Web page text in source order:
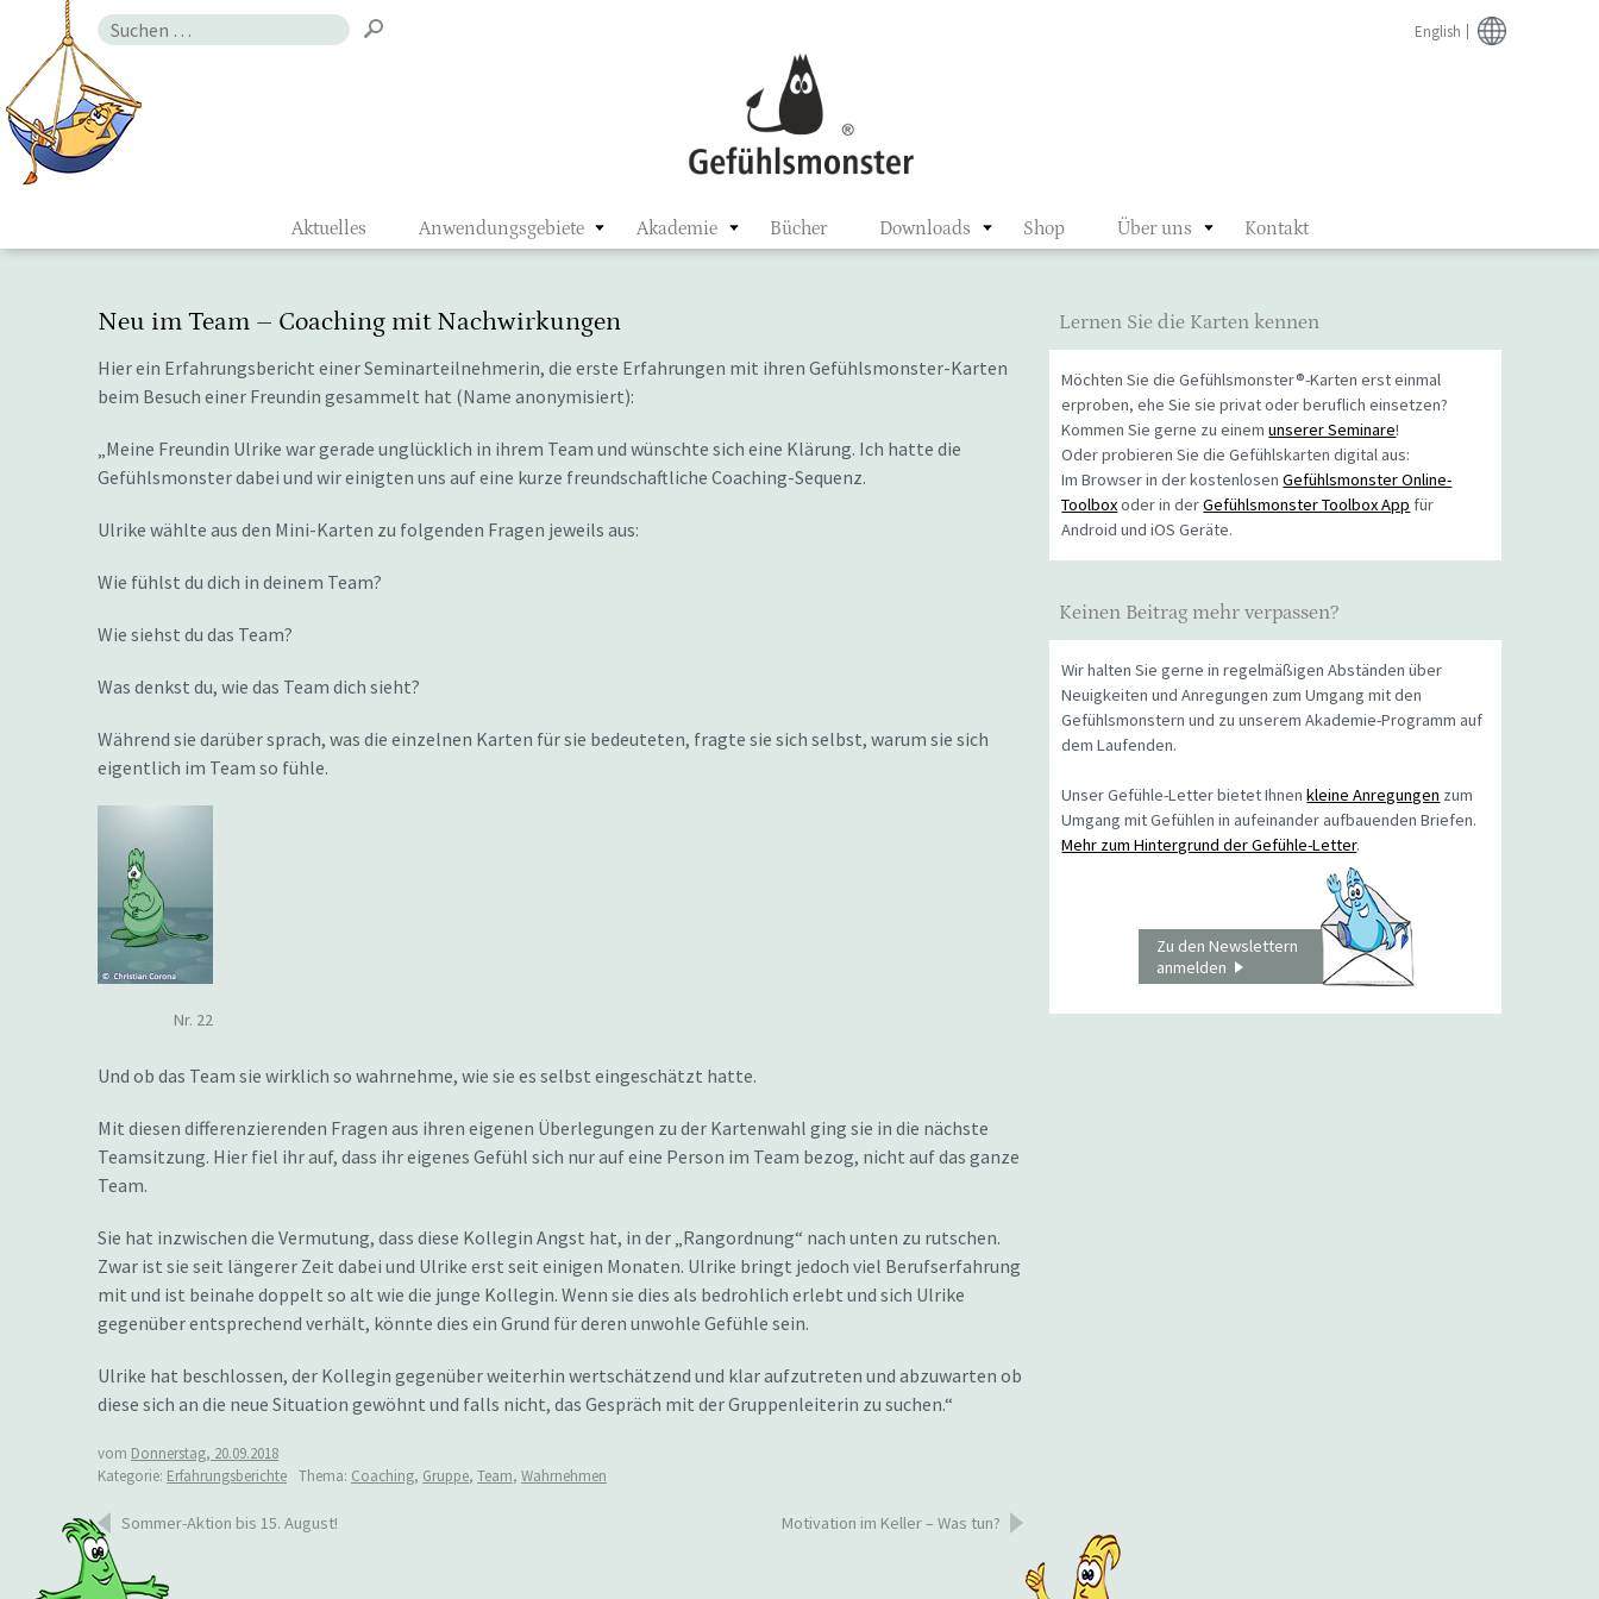
Aktuelles Anwendungsgebiete Akademie Bücher Downloads Shop Über uns Kontakt
English
Suchen
Neu im Team – Coaching mit Nachwirkungen
Hier ein Erfahrungsbericht einer Seminarteilnehmerin, die erste Erfahrungen mit ihren Gefühlsmonster-Karten
beim Besuch einer Freundin gesammelt hat (Name anonymisiert):
„Meine Freundin Ulrike war gerade unglücklich in ihrem Team und wünschte sich eine Klärung. Ich hatte die
Gefühlsmonster dabei und wir einigten uns auf eine kurze freundschaftliche Coaching-Sequenz.
Ulrike wählte aus den Mini-Karten zu folgenden Fragen jeweils aus:
Wie fühlst du dich in deinem Team?
Wie siehst du das Team?
Was denkst du, wie das Team dich sieht?
Während sie darüber sprach, was die einzelnen Karten für sie bedeuteten, fragte sie sich selbst, warum sie sich
eigentlich im Team so fühle.
Nr. 22
Und ob das Team sie wirklich so wahrnehme, wie sie es selbst eingeschätzt hatte.
Mit diesen differenzierenden Fragen aus ihren eigenen Überlegungen zu der Kartenwahl ging sie in die nächste
Teamsitzung. Hier fiel ihr auf, dass ihr eigenes Gefühl sich nur auf eine Person im Team bezog, nicht auf das ganze
Team.
Sie hat inzwischen die Vermutung, dass diese Kollegin Angst hat, in der „Rangordnung“ nach unten zu rutschen.
Zwar ist sie seit längerer Zeit dabei und Ulrike erst seit einigen Monaten. Ulrike bringt jedoch viel Berufserfahrung
mit und ist beinahe doppelt so alt wie die junge Kollegin. Wenn sie dies als bedrohlich erlebt und sich Ulrike
gegenüber entsprechend verhält, könnte dies ein Grund für deren unwohle Gefühle sein.
Ulrike hat beschlossen, der Kollegin gegenüber weiterhin wertschätzend und klar aufzutreten und abzuwarten ob
diese sich an die neue Situation gewöhnt und falls nicht, das Gespräch mit der Gruppenleiterin zu suchen.“
vom Donnerstag, 20.09.2018
Kategorie: Erfahrungsberichte Thema: Coaching, Gruppe, Team, Wahrnehmen
Beitragsnavigation
Sommer-Aktion bis 15. August! Motivation im Keller – Was tun?
Lernen Sie die Karten kennen
Möchten Sie die Gefühlsmonster®-Karten erst einmal
erproben, ehe Sie sie privat oder beruflich einsetzen?
Kommen Sie gerne zu einemunserer Seminare!
Oder probieren Sie die Gefühlskarten digital aus:
Im Browser in der kostenlosenGefühlsmonster Online-
Toolboxoder in derGefühlsmonster Toolbox App für
Android und iOS Geräte.
Keinen Beitrag mehr verpassen?
Wir halten Sie gerne in regelmäßigen Abständen über
Neuigkeiten und Anregungen zum Umgang mit den
Gefühlsmonstern und zu unserem Akademie-Programm auf
dem Laufenden.
Unser Gefühle-Letter bietet Ihnenkleine Anregungen zum
Umgang mit Gefühlen in aufeinander aufbauenden Briefen.
Mehr zum Hintergrund der Gefühle-Letter.
Zu den Newslettern
anmelden